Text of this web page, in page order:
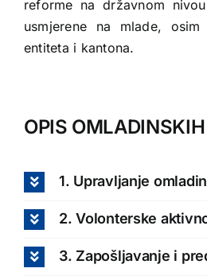
reforme na državnom
usmjerene na mlade,
entiteta i kantona.
OPIS
1. Upravljanje
2. Volonterske
3. Zapošljavanje i